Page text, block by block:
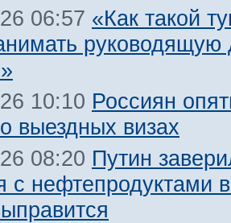
06:57 «Как такой
руководящую
10:10 Россиян
выездных визах
08:20 Путин
с нефтепродуктами